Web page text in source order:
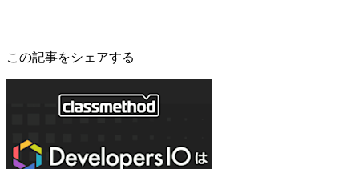
この記事をシェアする